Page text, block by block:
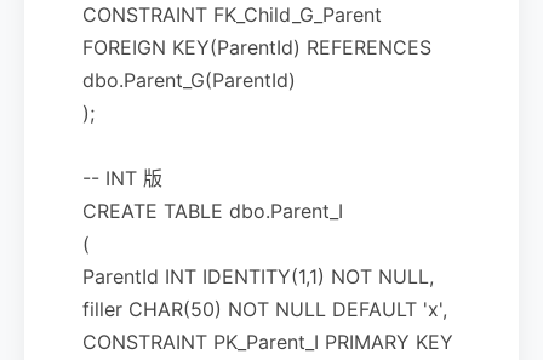
CONSTRAINT FK_Child_G_Parent
FOREIGN KEY(ParentId) REFERENCES
dbo.Parent_G(ParentId)
);
-- INT 版
CREATE TABLE dbo.Parent_I
(
ParentId INT IDENTITY(1,1) NOT NULL,
filler CHAR(50) NOT NULL DEFAULT 'x',
CONSTRAINT PK_Parent_I PRIMARY KEY